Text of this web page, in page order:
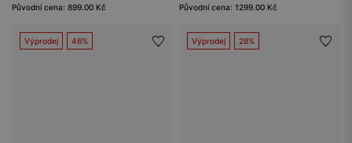
Původní cena: 899.00 Kč
Původní cena: 1299.00 Kč
Výprodej 46% Výprodej 28%